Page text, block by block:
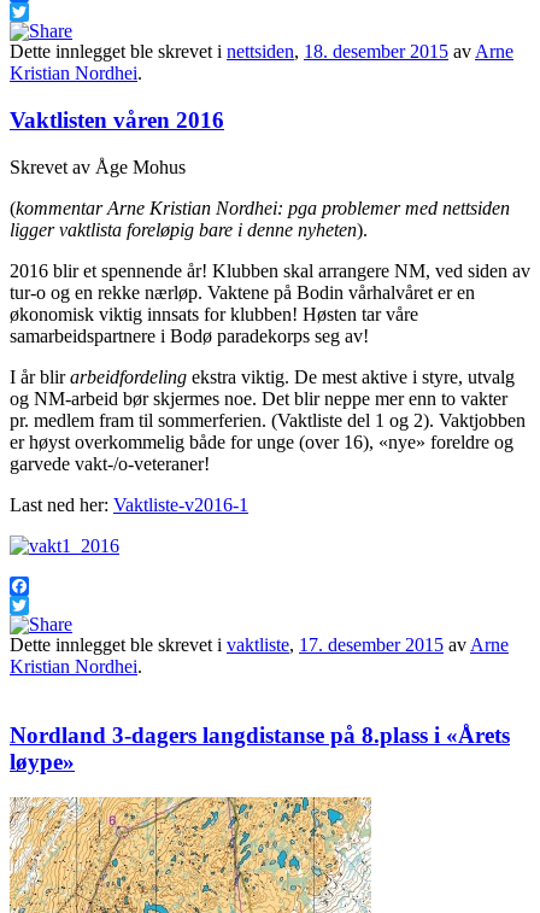
Facebook
Twitter
Dette innlegget ble skrevet i nettsiden, 18. desember 2015 avArne
Kristian Nordhei.
Vaktlisten våren 2016
Skrevet av Åge Mohus
(kommentar Arne Kristian Nordhei: pga problemer med nettsiden
ligger vaktlista foreløpig bare i denne nyheten).
2016 blir et spennende år! Klubben skal arrangere NM, ved siden av
tur-o og en rekke nærløp. Vaktene på Bodin vårhalvåret er en
økonomisk viktig innsats for klubben! Høsten tar våre
samarbeidspartnere i Bodø paradekorps seg av!
I år blirarbeidfordeling ekstra viktig. De mest aktive i styre, utvalg
og NM-arbeid bør skjermes noe. Det blir neppe mer enn to vakter
pr. medlem fram til sommerferien. (Vaktliste del 1 og 2). Vaktjobben
er høyst overkommelig både for unge (over 16), «nye» foreldre og
garvede vakt-/o-veteraner!
Last ned her: Vaktliste-v2016-1
Facebook
Twitter
Dette innlegget ble skrevet i vaktliste, 17. desember 2015 av Arne
Kristian Nordhei.
Nordland 3-dagers langdistanse på 8.plass i «Årets
løype»